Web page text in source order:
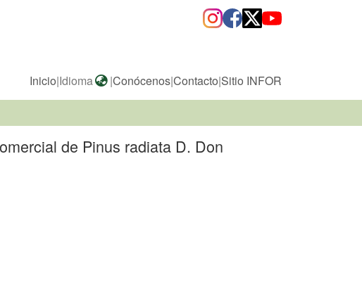
Inicio|Idioma |Conócenos|Contacto|Sitio INFOR
de Pinus radiata D. Don